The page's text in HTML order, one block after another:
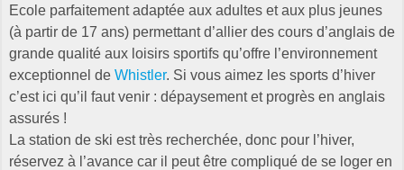
Ecole parfaitement adaptée aux adultes et aux plus jeunes
(à partir de 17 ans) permettant d’allier des cours d’anglais de
grande qualité aux loisirs sportifs qu’offre l’environnement
exceptionnel de Whistler. Si vous aimez les sports d’hiver
c’est ici qu’il faut venir : dépaysement et progrès en anglais
assurés !
La station de ski est très recherchée, donc pour l’hiver,
réservez à l’avance car il peut être compliqué de se loger en